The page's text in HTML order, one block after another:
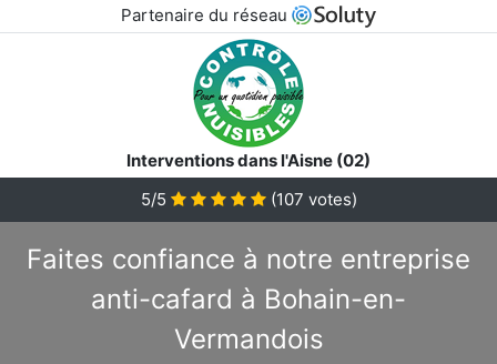
Partenaire du réseau
Interventions dans l'Aisne (02)
5/5
(107 votes)
Faites confiance à notre entreprise
anti-cafard à Bohain-en-
Vermandois